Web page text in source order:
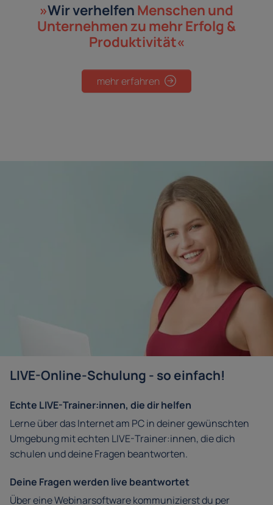
»Wir verhelfenMenschen und
Unternehmenzu mehr Erfolg &
Produktivität«
mehr erfahren
LIVE-Online-Schulung - so einfach!
Echte LIVE-Trainer:innen, die dir helfen
Lerne über das Internet am PC in deiner gewünschten
Umgebung mit echten LIVE-Trainer:innen, die dich
schulen und deine Fragen beantworten.
Deine Fragen werden live beantwortet
Über eine Webinarsoftware kommunizierst du per